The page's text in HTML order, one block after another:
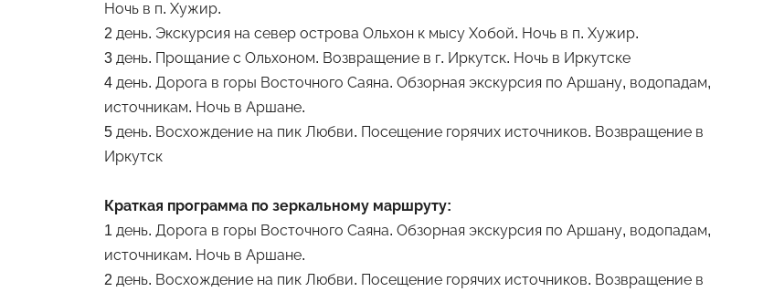
Ночь в п. Хужир.
2 день. Экскурсия на север острова Ольхон к мысу Хобой. Ночь в п. Хужир.
3 день. Прощание с Ольхоном. Возвращение в г. Иркутск. Ночь в Иркутске
4 день. Дорога в горы Восточного Саяна. Обзорная экскурсия по Аршану, водопадам,
источникам. Ночь в Аршане.
5 день. Восхождение на пик Любви. Посещение горячих источников. Возвращение в
Иркутск
Краткая программа по зеркальному маршруту:
1 день. Дорога в горы Восточного Саяна. Обзорная экскурсия по Аршану, водопадам,
источникам. Ночь в Аршане.
2 день. Восхождение на пик Любви. Посещение горячих источников. Возвращение в